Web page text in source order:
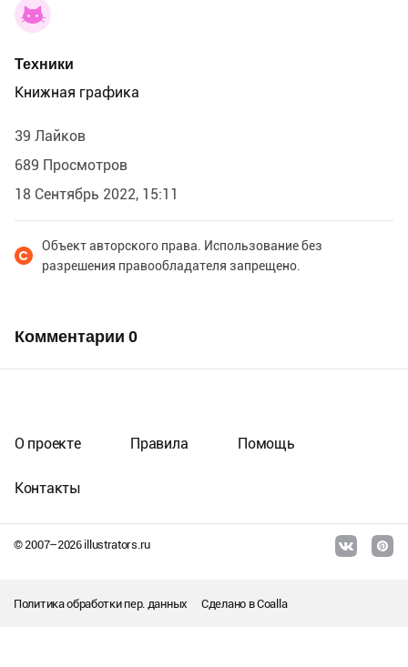
Техники
Книжная графика
39 Лайков
689 Просмотров
18 Сентябрь 2022, 15:11
Объект авторского права. Использование без
разрешения правообладателя запрещено.
Комментарии 0
© 2007–2026illustrators.ru
О проекте Правила Помощь
Контакты
Политика обработки пер. данных Сделано вCoalla